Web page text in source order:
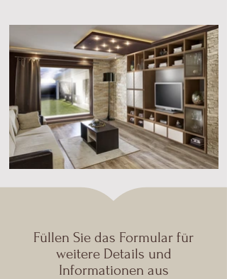
Füllen Sie das Formular für
weitere Details und
Informationen aus